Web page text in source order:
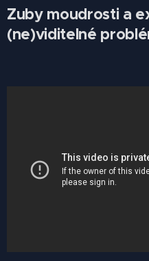
Zuby moudrosti a
(ne)viditelné